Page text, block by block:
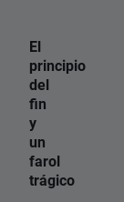
El
principio
del
fin
y
un
farol
trágico